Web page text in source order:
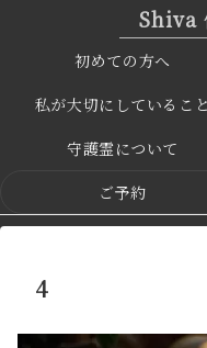
Shiva
初めての方へ
私が大切にしていること
守護霊について
ご予約
4